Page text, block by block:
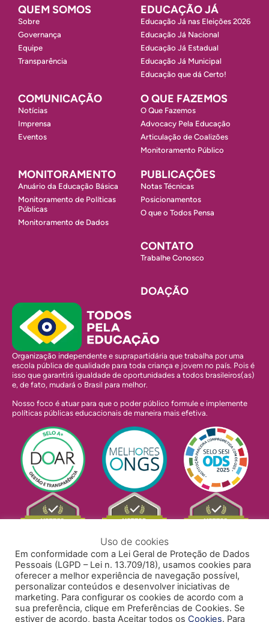
QUEM SOMOS
Sobre
Governança
Equipe
Transparência
EDUCAÇÃO JÁ
Educação Já nas Eleições 2026
Educação Já Nacional
Educação Já Estadual
Educação Já Municipal
Educação que dá Certo!
COMUNICAÇÃO
Notícias
Imprensa
Eventos
O QUE FAZEMOS
O Que Fazemos
Advocacy Pela Educação
Articulação de Coalizões
Monitoramento Público
MONITORAMENTO
Anuário da Educação Básica
Monitoramento de Políticas
Públicas
Monitoramento de Dados
PUBLICAÇÕES
Notas Técnicas
Posicionamentos
O que o Todos Pensa
CONTATO
Trabalhe Conosco
DOAÇÃO
Organização independente e suprapartidária que trabalha por uma
escola pública de qualidade para toda criança e jovem no país. Pois é
isso que garantirá igualdade de oportunidades a todos brasileiros(as)
e, de fato, mudará o Brasil para melhor.
Nosso foco é atuar para que o poder público formule e implemente
políticas públicas educacionais de maneira mais efetiva.
Uso de cookies
Em conformidade com a Lei Geral de Proteção de Dados
Pessoais (LGPD – Lei n. 13.709/18), usamos cookies para
oferecer a melhor experiência de navegação possível,
personalizar conteúdos e desenvolver iniciativas de
marketing. Para configurar os cookies de acordo com a
sua preferência, clique em Preferências de Cookies. Se
estiver de acordo, basta Aceitar todos os Cookies. Para